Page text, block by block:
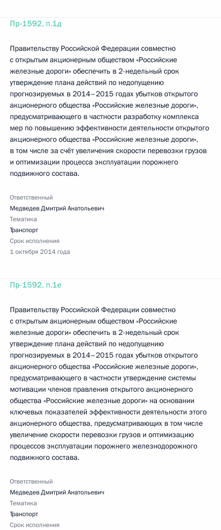
Пр-1592, п.1д
Правительству Российской Федерации совместно
с открытым акционерным обществом «Российские
железные дороги» обеспечить в 2-недельный срок
утверждение плана действий по недопущению
прогнозируемых в 2014–2015 годах убытков открытого
акционерного общества «Российские железные дороги»,
предусматривающего в частности разработку комплекса
мер по повышению эффективности деятельности открытого
акционерного общества «Российские железные дороги»,
в том числе за счёт увеличения скорости перевозки грузов
и оптимизации процесса эксплуатации порожнего
подвижного состава.
Ответственный
Медведев Дмитрий Анатольевич
Тематика
Транспорт
Срок исполнения
1 октября 2014 года
Пр-1592, п.1е
Правительству Российской Федерации совместно
с открытым акционерным обществом «Российские
железные дороги» обеспечить в 2-недельный срок
утверждение плана действий по недопущению
прогнозируемых в 2014–2015 годах убытков открытого
акционерного общества «Российские железные дороги»,
предусматривающего в частности утверждение системы
мотивации членов правления открытого акционерного
общества «Российские железные дороги» на основании
ключевых показателей эффективности деятельности этого
акционерного общества, предусматривающих в том числе
увеличение скорости перевозки грузов и оптимизацию
процессов эксплуатации порожнего железнодорожного
подвижного состава.
Ответственный
Медведев Дмитрий Анатольевич
Тематика
Транспорт
Срок исполнения